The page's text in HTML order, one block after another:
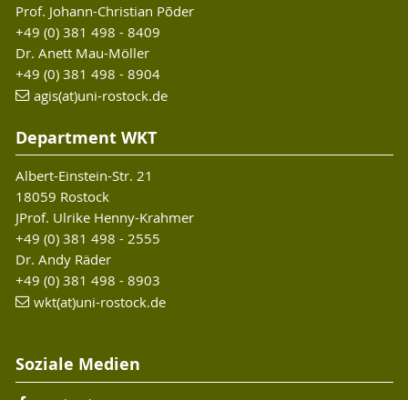
Prof. Johann-Christian Põder
+49 (0) 381 498 - 8409
Dr. Anett Mau-Möller
+49 (0) 381 498 - 8904
agis(at)uni-rostock.de
Department WKT
Albert-Einstein-Str. 21
18059 Rostock
JProf. Ulrike Henny-Krahmer
+49 (0) 381 498 - 2555
Dr. Andy Räder
+49 (0) 381 498 - 8903
wkt(at)uni-rostock.de
Soziale Medien